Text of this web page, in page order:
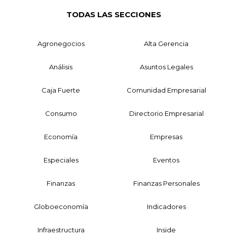
TODAS LAS SECCIONES
Agronegocios Alta Gerencia
Análisis Asuntos Legales
Caja Fuerte Comunidad Empresarial
Consumo Directorio Empresarial
Economía Empresas
Especiales Eventos
Finanzas Finanzas Personales
Globoeconomía Indicadores
Infraestructura Inside